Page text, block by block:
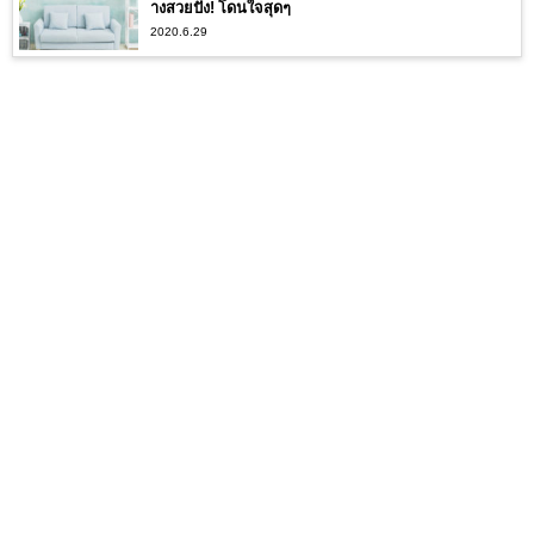
างสวยปัง! โดนใจสุดๆ
2020.6.29